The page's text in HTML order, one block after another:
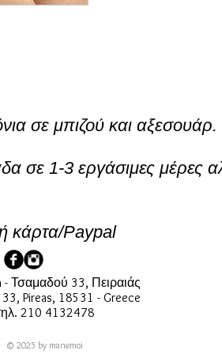
σε μπιζού και αξεσουάρ.
σε 1-3 εργάσιμες μέρες
κάρτα/Paypal
- Τσαμαδού 33, Πειραιάς
33, Pireas, 18531 - Greece
210 4132478
© 2025 by manemoi